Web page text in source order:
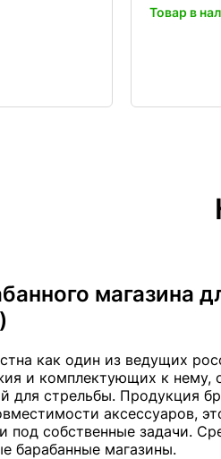
Товар в
магазина
как один из ведущих
и комплектующих к нему,
для стрельбы. Продукция
аксессуаров,
под собственные задачи.
барабанные магазины.